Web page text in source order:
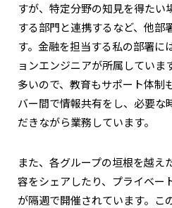
すが、特定分野の知見を得たい
する部門と連携するなど、他部
す。金融を担当する私の部署に
ョンエンジニアが所属してい
多いので、教育もサポート体制
バー間で情報共有をし、必要な
だきながら業務しています。
また、各グループの垣根を越え
容をシェアしたり、プライベー
が隔週で開催されています。こ